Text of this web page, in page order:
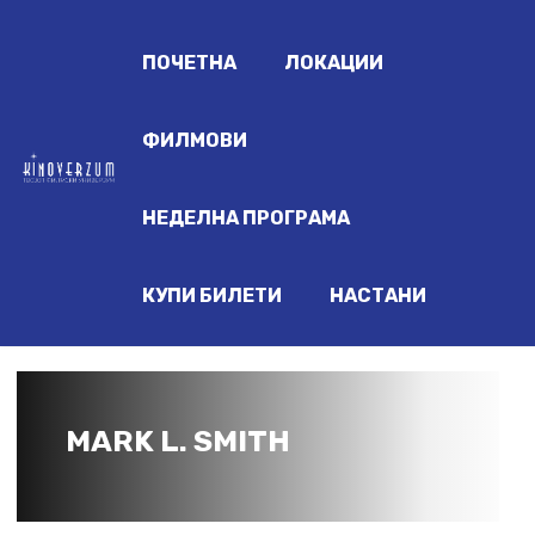
ПОЧЕТНА ЛОКАЦИИ
ФИЛМОВИ
НЕДЕЛНА ПРОГРАМА
КУПИ БИЛЕТИ НАСТАНИ
MARK L. SMITH